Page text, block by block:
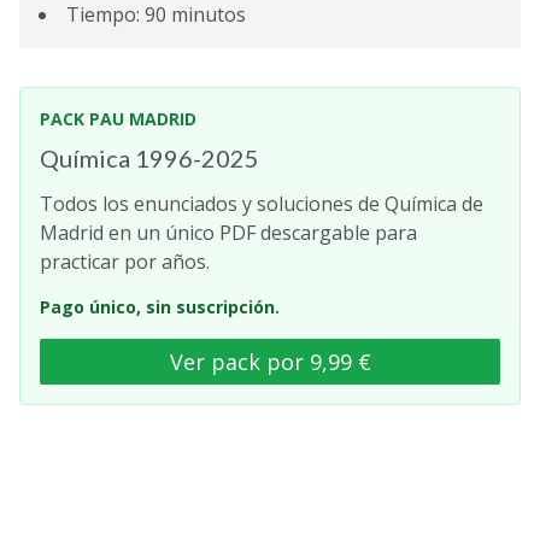
Tiempo: 90 minutos
PACK PAU MADRID
Química 1996-2025
Todos los enunciados y soluciones de Química de
Madrid en un único PDF descargable para
practicar por años.
Pago único, sin suscripción.
Ver pack por 9,99 €